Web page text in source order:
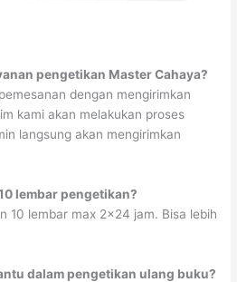
pengetikan Master Cahaya?
dengan mengirimkan
kami akan melakukan proses
langsung akan mengirimkan
lembar pengetikan?
10 lembar max 2×24 jam. Bisa lebih
dalam pengetikan ulang buku?